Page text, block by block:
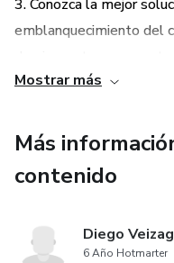
3. Conozca la mejor
emblanquecimiento del
PARA QUIEN ES:
normal en tu cabeza y
artificiales por evitar las
Mostrar más
Más
contenido
Diego
6 Año Hotmarter